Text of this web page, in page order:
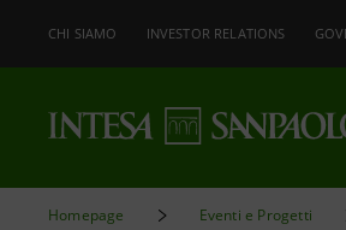
CHI SIAMO INVESTOR RELATIONS
Homepage Eventi e Progetti